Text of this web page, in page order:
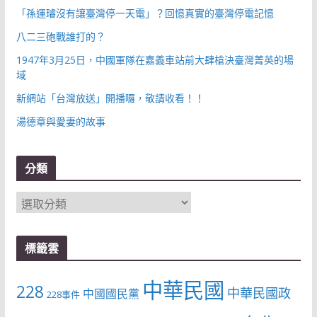
「孫運璿沒有讓臺灣停一天電」？回憶真實的臺灣停電記憶
八二三砲戰誰打的？
1947年3月25日，中國軍隊在嘉義車站前大肆槍決臺灣菁英的場
域
新網站「台灣放送」開播囉，敬請收看！！
湯德章與愛妻的故事
分類
分
標籤雲
228 228事件 中國國民黨 中華民國 中華民國政